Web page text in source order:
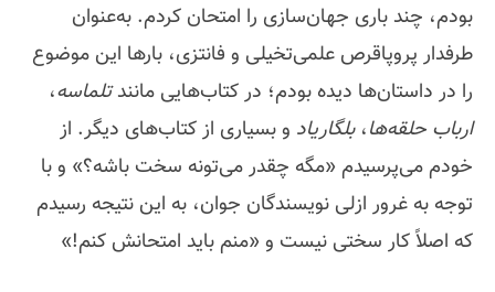
بودم، چند باری جهان‌سازی را امتحان کردم. به‌عنوان
طرفدار پروپاقرص علمی‌تخیلی و فانتزی، بارها این موضوع
را در داستان‌ها دیده بودم؛ در کتاب‌هایی مانندتلماسه،
ارباب حلقه‌ها،بلگاریاد و بسیاری از کتاب‌های دیگر. از
خودم می‌پرسیدم «مگه چقدر می‌تونه سخت باشه؟» و با
توجه به غرور ازلی نویسندگان جوان، به این نتیجه رسیدم
که اصلاً کار سختی نیست و «منم باید امتحانش کنم!»